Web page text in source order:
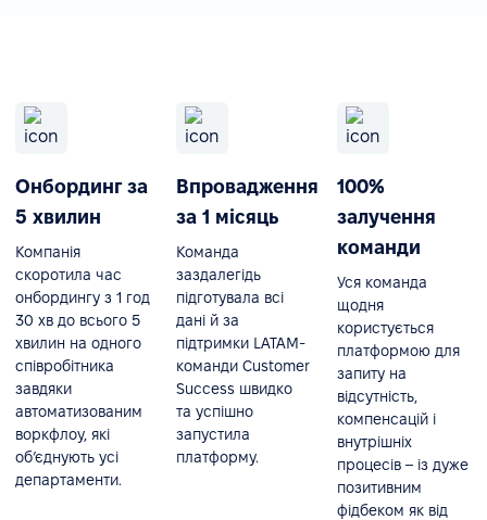
Онбординг за
5 хвилин
Компанія
скоротила час
онбордингу з 1 год
30 хв до всього 5
хвилин на одного
співробітника
завдяки
автоматизованим
воркфлоу, які
об’єднують усі
департаменти.
Впровадження
за 1 місяць
Команда
заздалегідь
підготувала всі
дані й за
підтримки LATAM-
команди Customer
Success швидко
та успішно
запустила
платформу.
100%
залучення
команди
Уся команда
щодня
користується
платформою для
запиту на
відсутність,
компенсацій і
внутрішніх
процесів – із дуже
позитивним
фідбеком як від